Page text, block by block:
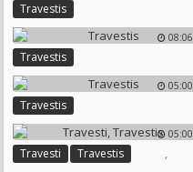
Travestis
08:06
Travestis
05:00
Travestis
05:00
Travesti ,
Travestis